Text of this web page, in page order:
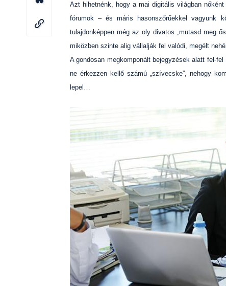
Azt hihetnénk, hogy a mai digitális világban
fórumok – és máris hasonszőrűekkel vagyunk
tulajdonképpen még az oly divatos „mutasd meg
miközben szinte alig vállalják fel valódi, megélt
A gondosan megkomponált bejegyzések alatt fel-
ne érkezzen kellő számú „szívecske”, nehogy
lepel…